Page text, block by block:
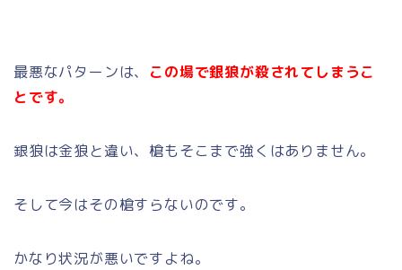
最悪なパターンは、 この場で銀狼が殺されてしまうこ
とです。
銀狼は金狼と違い、槍もそこまで強くはありません。
そして今はその槍すらないのです。
かなり状況が悪いですよね。